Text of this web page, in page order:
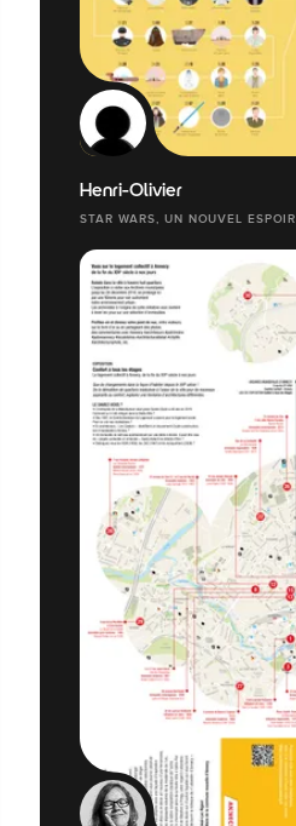
Henri-Olivier
STAR WARS, UN NOUVEL ESPOIR